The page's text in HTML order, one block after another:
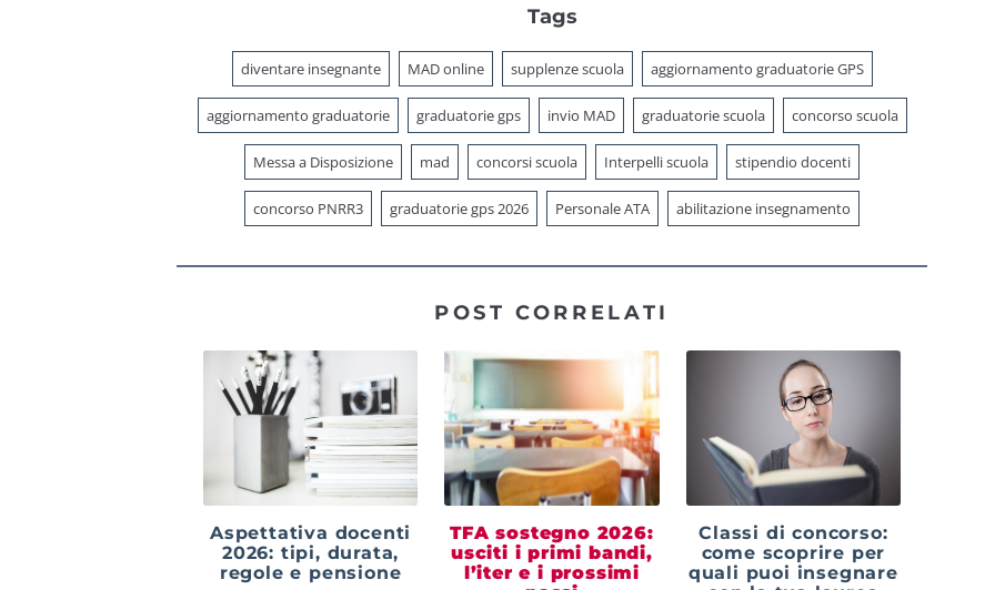
Tags
diventare insegnante MAD online supplenze scuola aggiornamento graduatorie GPS
aggiornamento graduatorie graduatorie gps invio MAD graduatorie scuola concorso scuola
Messa a Disposizione mad concorsi scuola Interpelli scuola stipendio docenti
concorso PNRR3 graduatorie gps 2026 Personale ATA abilitazione insegnamento
POST CORRELATI
Aspettativa docenti
2026: tipi, durata,
regole e pensione
TFA sostegno 2026:
usciti i primi bandi,
l’iter e i prossimi
Classi di concorso:
come scoprire per
quali puoi insegnare